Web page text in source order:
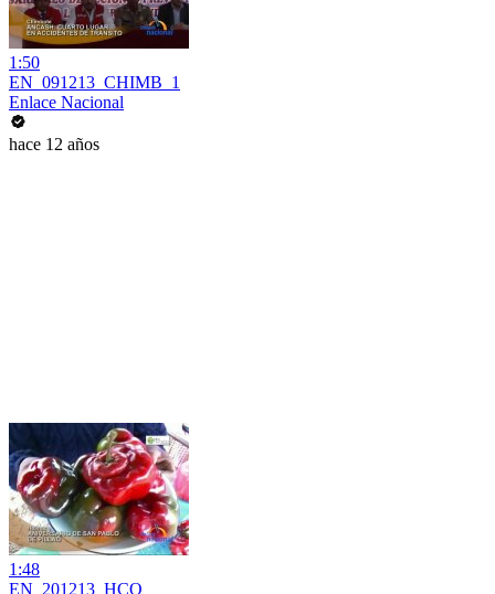
1:50
EN_091213_CHIMB_1
Enlace Nacional
hace 12 años
1:48
EN_201213_HCO